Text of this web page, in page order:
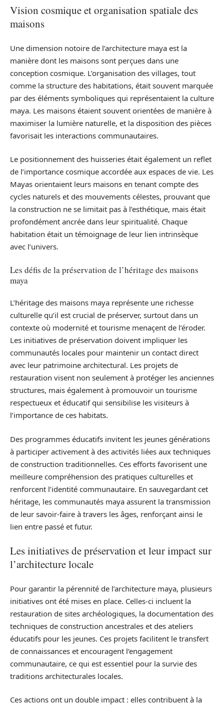
Vision cosmique et organisation spatiale des
maisons
Une dimension notoire de l’architecture maya est la
manière dont les maisons sont perçues dans une
conception cosmique. L’organisation des villages, tout
comme la structure des habitations, était souvent marquée
par des éléments symboliques qui représentaient la culture
maya. Les maisons étaient souvent orientées de manière à
maximiser la lumière naturelle, et la disposition des pièces
favorisait les interactions communautaires.
Le positionnement des huisseries était également un reflet
de l’importance cosmique accordée aux espaces de vie. Les
Mayas orientaient leurs maisons en tenant compte des
cycles naturels et des mouvements célestes, prouvant que
la construction ne se limitait pas à l’esthétique, mais était
profondément ancrée dans leur spiritualité. Chaque
habitation était un témoignage de leur lien intrinsèque
avec l’univers.
Les défis de la préservation de l’héritage des maisons
maya
L’héritage des maisons maya représente une richesse
culturelle qu’il est crucial de préserver, surtout dans un
contexte où modernité et tourisme menaçent de l’éroder.
Les initiatives de préservation doivent impliquer les
communautés locales pour maintenir un contact direct
avec leur patrimoine architectural. Les projets de
restauration visent non seulement à protéger les anciennes
structures, mais également à promouvoir un tourisme
respectueux et éducatif qui sensibilise les visiteurs à
l’importance de ces habitats.
Des programmes éducatifs invitent les jeunes générations
à participer activement à des activités liées aux techniques
de construction traditionnelles. Ces efforts favorisent une
meilleure compréhension des pratiques culturelles et
renforcent l’identité communautaire. En sauvegardant cet
héritage, les communautés maya assurent la transmission
de leur savoir-faire à travers les âges, renforçant ainsi le
lien entre passé et futur.
Les initiatives de préservation et leur impact sur
l’architecture locale
Pour garantir la pérennité de l’architecture maya, plusieurs
initiatives ont été mises en place. Celles-ci incluent la
restauration de sites archéologiques, la documentation des
techniques de construction ancestrales et des ateliers
éducatifs pour les jeunes. Ces projets facilitent le transfert
de connaissances et encouragent l’engagement
communautaire, ce qui est essentiel pour la survie des
traditions architecturales locales.
Ces actions ont un double impact : elles contribuent à la